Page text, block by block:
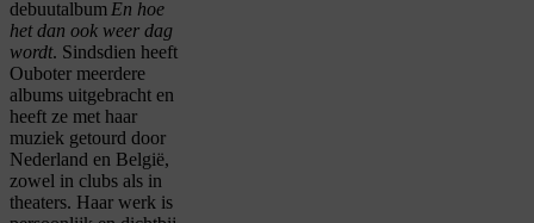
debuutalbum En hoe
het dan ook weer dag
wordt. Sindsdien heeft
Ouboter meerdere
albums uitgebracht en
heeft ze met haar
muziek getourd door
Nederland en België,
zowel in clubs als in
theaters. Haar werk is